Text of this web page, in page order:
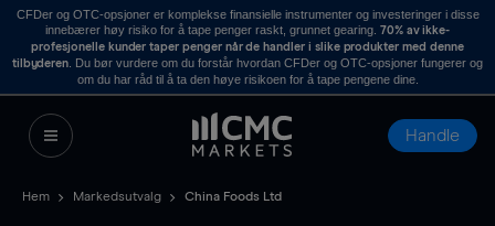
CFDer og OTC-opsjoner er komplekse finansielle instrumenter og investeringer i disse
innebærer høy risiko for å tape penger raskt, grunnet gearing. 70% av ikke-
profesjonelle kunder taper penger når de handler i slike produkter med denne
tilbyderen . Du bør vurdere om du forstår hvordan CFDer og OTC-opsjoner fungerer og
om du har råd til å ta den høye risikoen for å tape pengene dine.
Handle
Hem Markedsutvalg China Foods Ltd